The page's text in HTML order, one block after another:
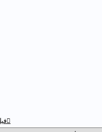
فیلتر